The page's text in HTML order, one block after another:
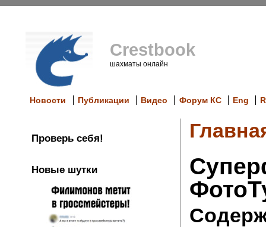
Crestbook
шахматы онлайн
Новости Публикации Видео Форум КС Eng
Проверь себя!
Новые шутки